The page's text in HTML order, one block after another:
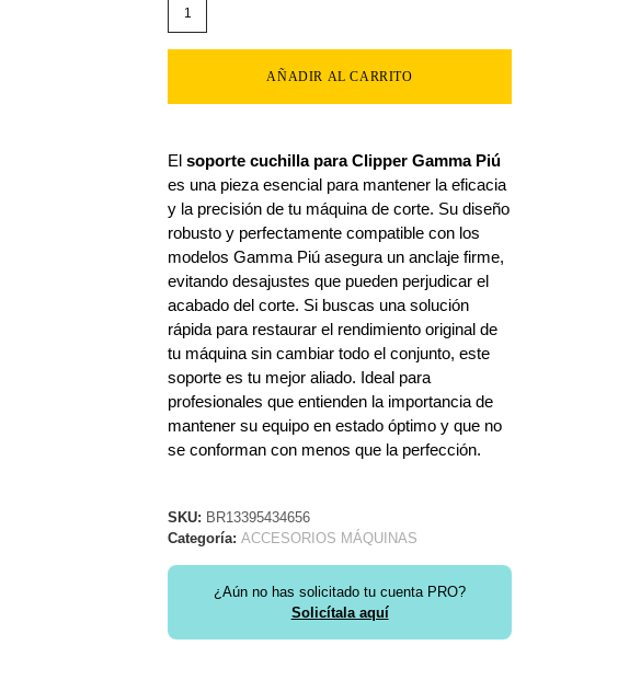
AÑADIR AL CARRITO
Elsoporte cuchilla para Clipper Gamma Piú
es una pieza esencial para mantener la eficacia
y la precisión de tu máquina de corte. Su diseño
robusto y perfectamente compatible con los
modelos Gamma Piú asegura un anclaje firme,
evitando desajustes que pueden perjudicar el
acabado del corte. Si buscas una solución
rápida para restaurar el rendimiento original de
tu máquina sin cambiar todo el conjunto, este
soporte es tu mejor aliado. Ideal para
profesionales que entienden la importancia de
mantener su equipo en estado óptimo y que no
se conforman con menos que la perfección.
SKU: BR13395434656
Categoría:ACCESORIOS MÁQUINAS
¿Aún no has solicitado tu cuenta PRO?
Solicítala aquí